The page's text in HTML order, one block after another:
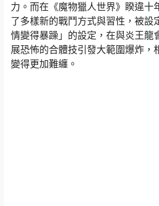
力。而在《魔物獵人世界》睽違十
了多樣新的戰鬥方式與習性，被設
情變得暴躁」的設定，在與炎王龍
展恐怖的合體技引發大範圍爆炸，
變得更加難纏。